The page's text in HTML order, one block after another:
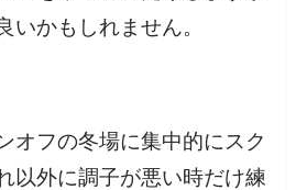
いかもしれません。
オフの冬場に集中的にスク
以外に調子が悪い時だけ練